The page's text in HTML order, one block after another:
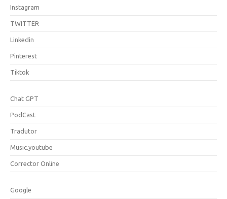
Instagram
TWITTER
Linkedin
Pinterest
Tiktok
Chat GPT
PodCast
Tradutor
Music.youtube
Corrector Online
Google